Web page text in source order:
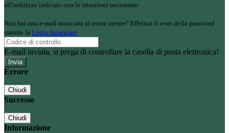
all'indirizzo indicato con le istruzioni necessarie.
Non hai una e-mail associata al nome utente? Effettua il reset della password
tramite la Login Spaggiari
E-mail inviata, si prega di controllare la casella di posta elettronica!
Errore
Chiudi
Successo
Chiudi
Informazione